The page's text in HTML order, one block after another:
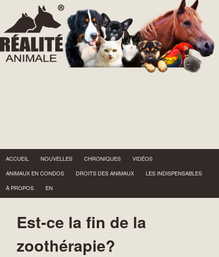
Menu principal
Aller au contenu principal
ACCUEIL NOUVELLES CHRONIQUES
VIDÉOS
ANIMAUX EN CONDOS
DROITS DES ANIMAUX
LES INDISPENSABLES
À PROPOS
EN
Est-ce la fin de la
zoothérapie?